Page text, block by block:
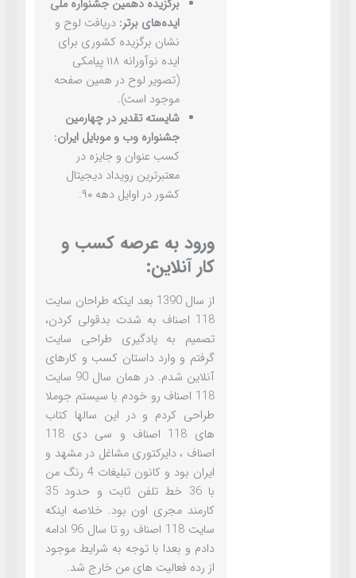
برگزیده دهمین جشنواره ملی
ایده‌های برتر: دریافت لوح و
نشان برگزیده کشوری برای
ایده نوآورانه ۱۱۸ پیامکی
(تصویر لوح در همین صفحه
موجود است).
شایسته تقدیر در چهارمین
جشنواره وب و موبایل ایران:
کسب عنوان و جایزه در
معتبرترین رویداد دیجیتال
کشور در اوایل دهه ۹۰.
ورود به عرصه کسب و
کار آنلاین:
از سال 1390 بعد اینکه طراحان سایت
118 اصناف به شدت بدقولی کردن،
تصمیم به یادگیری طراحی سایت
گرفتم و وارد داستان کسب و کارهای
آنلاین شدم. در همان سال 90 سایت
118 اصناف رو خودم با سیستم جوملا
طراحی کردم و در این سالها کتاب
های 118 اصناف و سی دی 118
اصناف ، دایرکتوری مشاغل در مشهد و
ایران بود و کانون تبلیغات 4 رنگ من
با 36 خط تلفن ثابت و حدود 35
کارمند مجری اون بود. خلاصه اینکه
سایت 118 اصناف رو تا سال 96 ادامه
دادم و بعدا با توجه به شرایط موجود
از رده فعالیت های من خارج شد.